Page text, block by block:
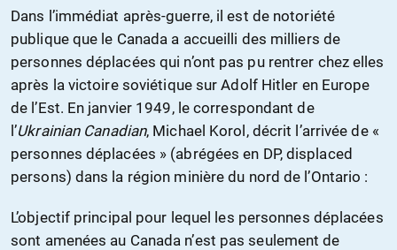
Dans l’immédiat après-guerre, il est de notoriété
publique que le Canada a accueilli des milliers de
personnes déplacées qui n’ont pas pu rentrer chez elles
après la victoire soviétique sur Adolf Hitler en Europe
de l’Est. En janvier 1949, le correspondant de
l’Ukrainian Canadian, Michael Korol, décrit l’arrivée de «
personnes déplacées » (abrégées en DP, displaced
persons) dans la région minière du nord de l’Ontario :
L’objectif principal pour lequel les personnes déplacées
sont amenées au Canada n’est pas seulement de